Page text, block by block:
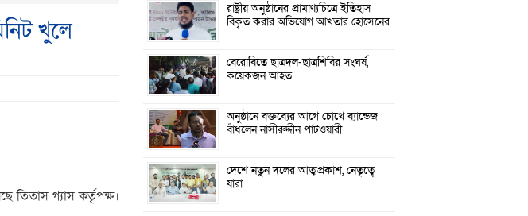
খুলে
তিতাস গ্যাস কর্তৃপক্ষ।
রাষ্ট্রীয় অনুষ্ঠানের প্রামাণ্যচিত্রে ইতিহাস
বিকৃত করার অভিযোগ আখতার হোসেনের
বেরোবিতে ছাত্রদল-ছাত্রশিবির সংঘর্ষ,
কয়েকজন আহত
অনুষ্ঠানে বক্তব্যের আগে চোখে ব্যান্ডেজ
বাঁধলেন নাসীরুদ্দীন পাটওয়ারী
দেশে নতুন দলের আত্মপ্রকাশ, নেতৃত্বে
যারা